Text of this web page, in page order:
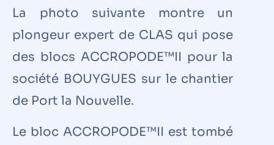
La photo suivante montre un
plongeur expert de CLAS qui pose
des blocs ACCROPODE™II pour la
société BOUYGUES sur le chantier
de Port la Nouvelle.
Le bloc ACCROPODE™II est tombé